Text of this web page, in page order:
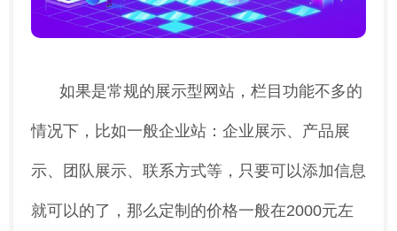
如果是常规的展示型网站，栏目功能不多的
情况下，比如一般企业站：企业展示、产品展
示、团队展示、联系方式等，只要可以添加信息
就可以的了，那么定制的价格一般在2000元左